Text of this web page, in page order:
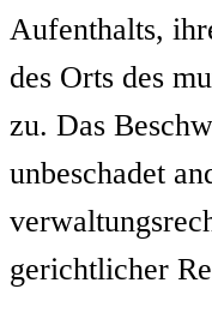
Aufenthalts,
des Orts des
zu. Das
unbeschadet
gerichtlicher